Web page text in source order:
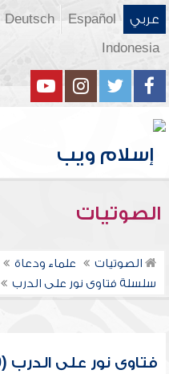
عربي Español
Deutsch
Indonesia
الصوتيات
الصوتيات علماء ودعاة
سلسلة فتاوى نور على الدرب
فتاوى نور على الدرب (140)